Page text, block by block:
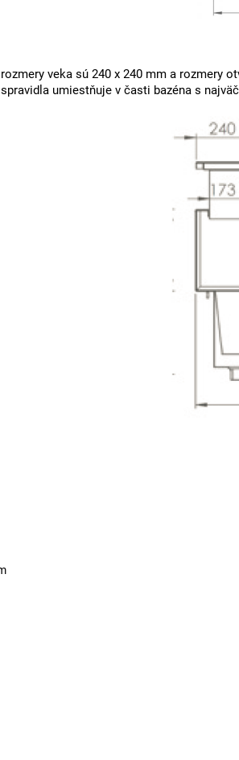
veka sú 240 x 240 mm a rozmery
umiestňuje v časti bazéna s